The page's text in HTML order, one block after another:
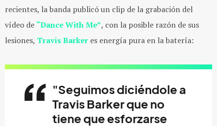
recientes, la banda publicó un clip de la grabación del
vídeo de “Dance With Me”, con la posible razón de sus
lesiones, Travis Barker es energía pura en la batería:
"Seguimos diciéndole a
Travis Barker que no
tiene que esforzarse